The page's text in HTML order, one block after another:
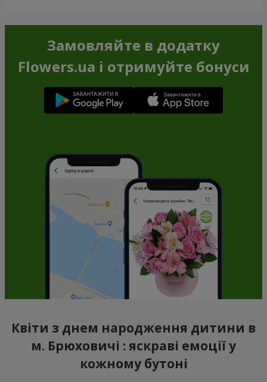
Замовляйте в додатку
Flowers.ua і отримуйте бонуси
Квіти з днем народження дитини в
м. Брюховичі : яскраві емоції у
кожному бутоні